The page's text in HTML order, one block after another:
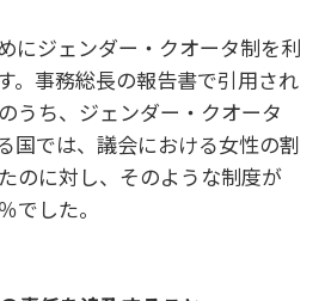
にジェンダー・クオータ制を利
。事務総長の報告書で引用され
うち、ジェンダー・クオータ
国では、議会における女性の割
のに対し、そのような制度が
でした。